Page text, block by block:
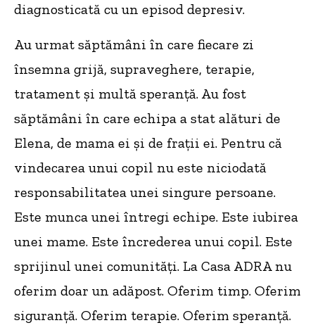
diagnosticată cu un episod depresiv.
Au urmat săptămâni în care fiecare zi
însemna grijă, supraveghere, terapie,
tratament și multă speranță. Au fost
săptămâni în care echipa a stat alături de
Elena, de mama ei și de frații ei. Pentru că
vindecarea unui copil nu este niciodată
responsabilitatea unei singure persoane.
Este munca unei întregi echipe. Este iubirea
unei mame. Este încrederea unui copil. Este
sprijinul unei comunități. La Casa ADRA nu
oferim doar un adăpost. Oferim timp. Oferim
siguranță. Oferim terapie. Oferim speranță.